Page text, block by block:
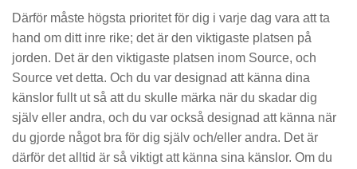
Därför måste högsta prioritet för dig i varje dag vara att ta
hand om ditt inre rike; det är den viktigaste platsen på
jorden. Det är den viktigaste platsen inom Source, och
Source vet detta. Och du var designad att känna dina
känslor fullt ut så att du skulle märka när du skadar dig
själv eller andra, och du var också designad att känna när
du gjorde något bra för dig själv och/eller andra. Det är
därför det alltid är så viktigt att känna sina känslor. Om du